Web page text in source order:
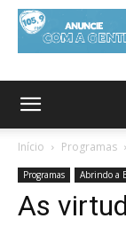
Início Programas
Programas Abrindo a
As